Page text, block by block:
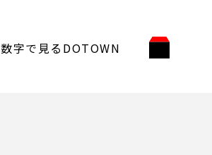
数字で見るDOTOWN